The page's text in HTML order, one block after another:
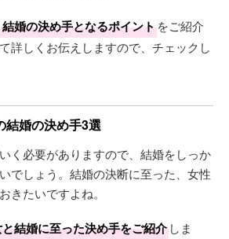
結婚の決め手となるポイントをご紹介
詳しくお伝えしますので、チェックし
結婚の決め手3選
く必要がありますので、結婚をしっか
でしょう。結婚の決断に至った、女性
きたいですよね。
結婚に至った決め手をご紹介 しま